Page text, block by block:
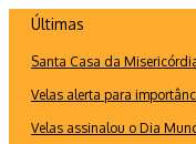
conteúdo
Últimas
Santa Casa da
Velas alerta para
Velas assinalou o Dia